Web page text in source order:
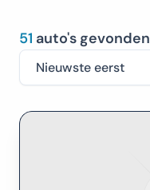
51 auto's gevonden